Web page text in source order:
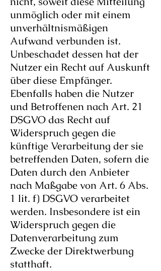
unmöglich oder mit einem
unverhältnismäßigen
Aufwand verbunden ist.
Unbeschadet dessen hat der
Nutzer ein Recht auf Auskunft
über diese Empfänger.
Ebenfalls haben die Nutzer
und Betroffenen nach Art. 21
DSGVO das Recht auf
Widerspruch gegen die
künftige Verarbeitung der sie
betreffenden Daten, sofern die
Daten durch den Anbieter
nach Maßgabe von Art. 6 Abs.
1 lit. f) DSGVO verarbeitet
werden. Insbesondere ist ein
Widerspruch gegen die
Datenverarbeitung zum
Zwecke der Direktwerbung
statthaft.